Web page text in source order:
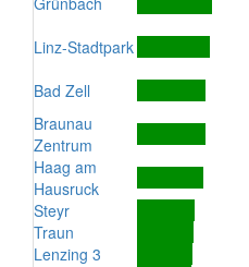
Linz-Stadtpark
Bad Zell
Braunau
Zentrum
Haag am
Hausruck
Steyr
Traun
Lenzing 3